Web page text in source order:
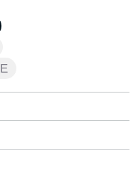
и бюджетом